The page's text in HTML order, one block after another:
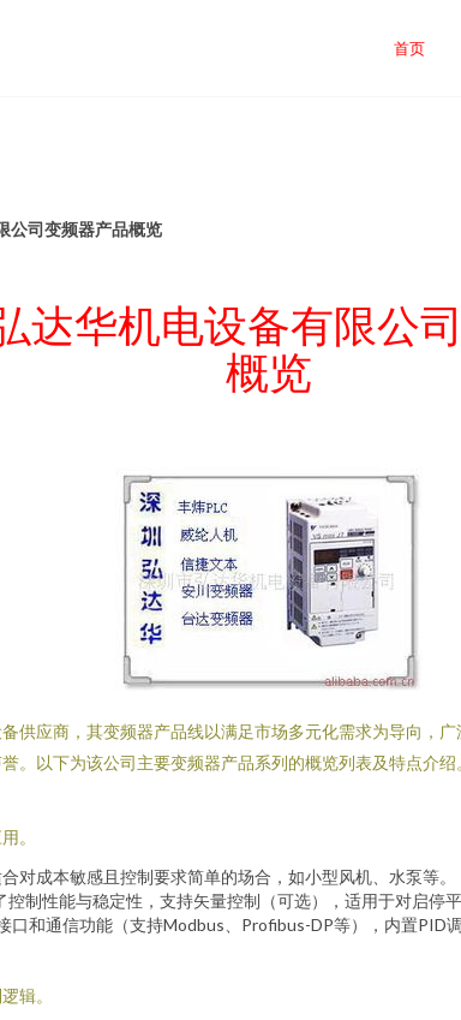
首页
公司变频器产品概览
达华机电设备有限公
概览
供应商，其变频器产品线以满足市场多元化需求为导向，
。以下为该公司主要变频器产品系列的概览列表及特点介绍
。
对成本敏感且控制要求简单的场合，如小型风机、水泵等。
制性能与稳定性，支持矢量控制（可选），适用于对启停
口和通信功能（支持Modbus、Profibus-DP等），内置PID
辑。